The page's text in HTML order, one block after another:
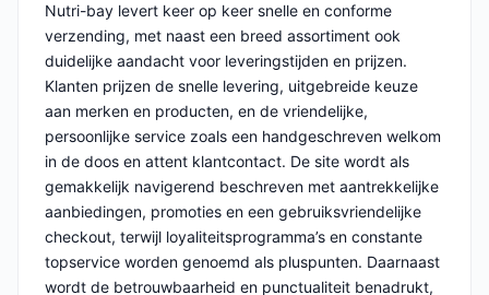
Nutri-bay levert keer op keer snelle en conforme
verzending, met naast een breed assortiment ook
duidelijke aandacht voor leveringstijden en prijzen.
Klanten prijzen de snelle levering, uitgebreide keuze
aan merken en producten, en de vriendelijke,
persoonlijke service zoals een handgeschreven welkom
in de doos en attent klantcontact. De site wordt als
gemakkelijk navigerend beschreven met aantrekkelijke
aanbiedingen, promoties en een gebruiksvriendelijke
checkout, terwijl loyaliteitsprogramma’s en constante
topservice worden genoemd als pluspunten. Daarnaast
wordt de betrouwbaarheid en punctualiteit benadrukt,